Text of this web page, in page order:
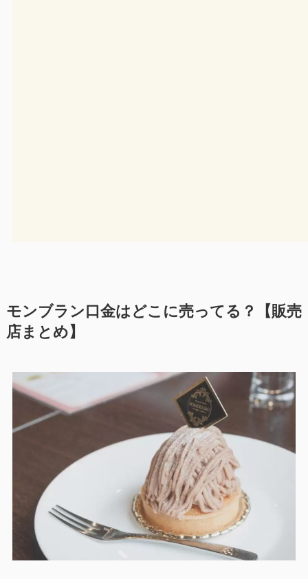
モンブラン口金はどこに売ってる？【販売
店まとめ】